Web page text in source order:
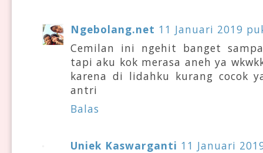
Ngebolang.net 11 Januari 2019
Cemilan ini ngehit banget
tapi aku kok merasa aneh ya
karena di lidahku kurang cocok
antri
Balas
Uniek Kaswarganti 11 Januari